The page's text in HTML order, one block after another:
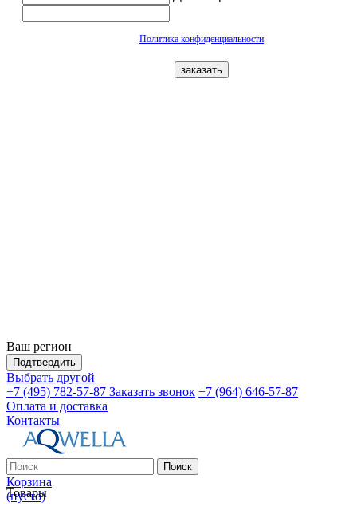
Политика конфиденциальности
заказать
Ваш регион
Подтвердить
Выбрать другой
+7 (495) 782-57-87 Заказать звонок +7 (964) 646-57-87
Оплата и доставка
Контакты
Поиск
Корзина
(пусто)
Товары